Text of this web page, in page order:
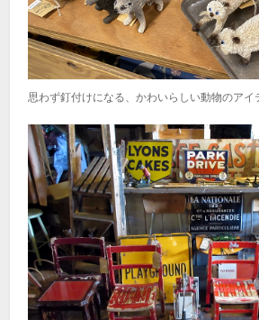
思わず釘付けになる、かわいらしい動物のアイ